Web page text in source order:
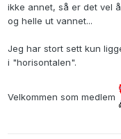
ikke annet, så er det vel
og helle ut vannet...
Jeg har stort sett kun
i "horisontalen".
Velkommen som medlem